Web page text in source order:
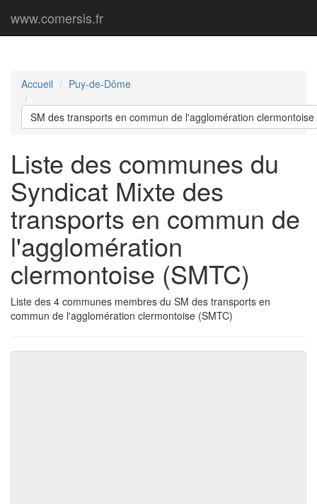
www.comersis.fr
Accueil Puy-de-Dôme
SM des transports en commun de l'agglomération clermontoise
Liste des communes du
Syndicat Mixte des
transports en commun de
l'agglomération
clermontoise (SMTC)
Liste des 4 communes membres du SM des transports en
commun de l'agglomération clermontoise (SMTC)